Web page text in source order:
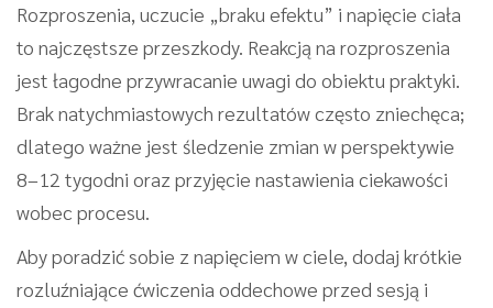
Rozproszenia, uczucie „braku efektu” i napięcie ciała
to najczęstsze przeszkody. Reakcją na rozproszenia
jest łagodne przywracanie uwagi do obiektu praktyki.
Brak natychmiastowych rezultatów często zniechęca;
dlatego ważne jest śledzenie zmian w perspektywie
8–12 tygodni oraz przyjęcie nastawienia ciekawości
wobec procesu.
Aby poradzić sobie z napięciem w ciele, dodaj krótkie
rozluźniające ćwiczenia oddechowe przed sesją i